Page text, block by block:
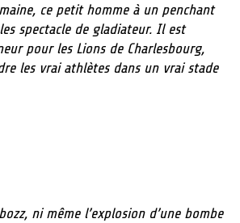
ce petit homme à un penchant
spectacle de gladiateur. Il est
pour les Lions de Charlesbourg,
les vrai athlètes dans un vrai stade
ni même l’explosion d’une bombe